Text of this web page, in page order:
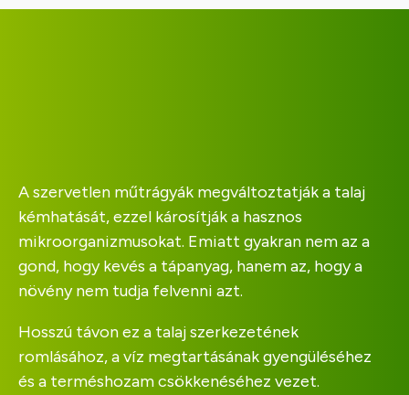
A szervetlen műtrágyák megváltoztatják a talaj
kémhatását, ezzel károsítják a hasznos
mikroorganizmusokat. Emiatt gyakran nem az a
gond, hogy kevés a tápanyag, hanem az, hogy a
növény nem tudja felvenni azt​.
Hosszú távon ez a talaj szerkezetének
romlásához, a víz megtartásának gyengüléséhez
és a terméshozam csökkenéséhez vezet​.